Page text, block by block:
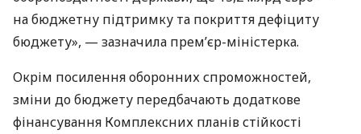
на бюджетну підтримку та покриття дефіциту
бюджету», — зазначила прем’єр-міністерка.
Окрім посилення оборонних спроможностей,
зміни до бюджету передбачають додаткове
фінансування Комплексних планів стійкості